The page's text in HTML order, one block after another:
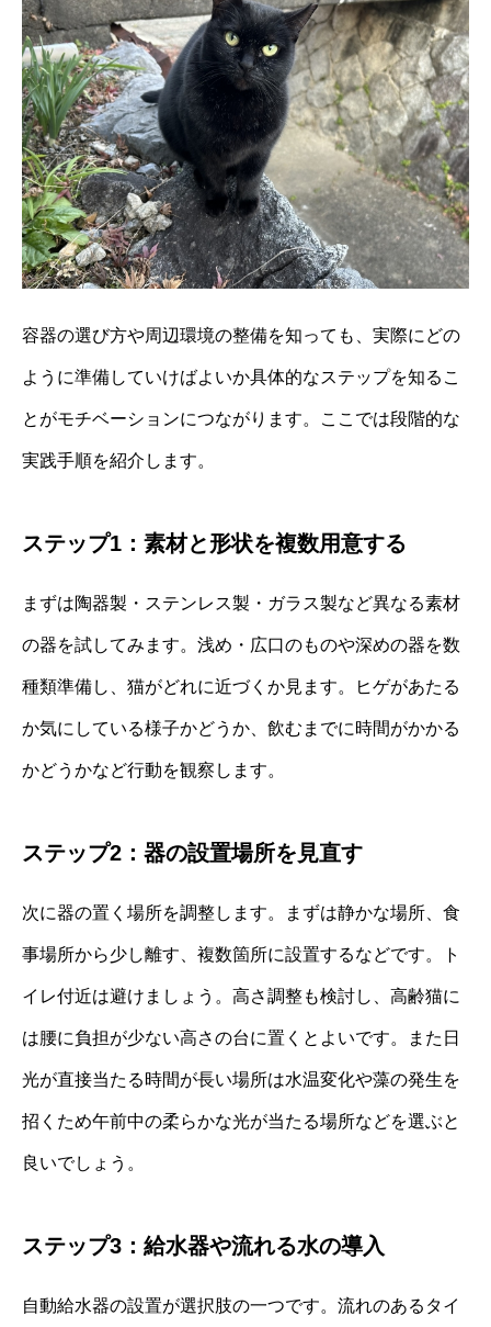
容器の選び方や周辺環境の整備を知っても、実際にどの
ように準備していけばよいか具体的なステップを知るこ
とがモチベーションにつながります。ここでは段階的な
実践手順を紹介します。
ステップ1：素材と形状を複数用意する
まずは陶器製・ステンレス製・ガラス製など異なる素材
の器を試してみます。浅め・広口のものや深めの器を数
種類準備し、猫がどれに近づくか見ます。ヒゲがあたる
か気にしている様子かどうか、飲むまでに時間がかかる
かどうかなど行動を観察します。
ステップ2：器の設置場所を見直す
次に器の置く場所を調整します。まずは静かな場所、食
事場所から少し離す、複数箇所に設置するなどです。ト
イレ付近は避けましょう。高さ調整も検討し、高齢猫に
は腰に負担が少ない高さの台に置くとよいです。また日
光が直接当たる時間が長い場所は水温変化や藻の発生を
招くため午前中の柔らかな光が当たる場所などを選ぶと
良いでしょう。
ステップ3：給水器や流れる水の導入
自動給水器の設置が選択肢の一つです。流れのあるタイ